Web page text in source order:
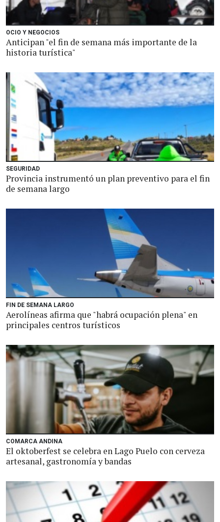
OCIO Y NEGOCIOS
Anticipan "el fin de semana más importante de la
historia turística"
SEGURIDAD
Provincia instrumentó un plan preventivo para el fin
de semana largo
FIN DE SEMANA LARGO
Aerolíneas afirma que "habrá ocupación plena" en
principales centros turísticos
COMARCA ANDINA
El oktoberfest se celebra en Lago Puelo con cerveza
artesanal, gastronomía y bandas